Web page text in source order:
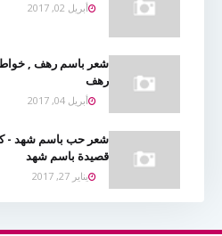
أبريل 02, 2017
شعر باسم رهف ,
رهف
أبريل 04, 2017
شعر حب باسم شهد -
قصيدة باسم شهد
يناير 27, 2017